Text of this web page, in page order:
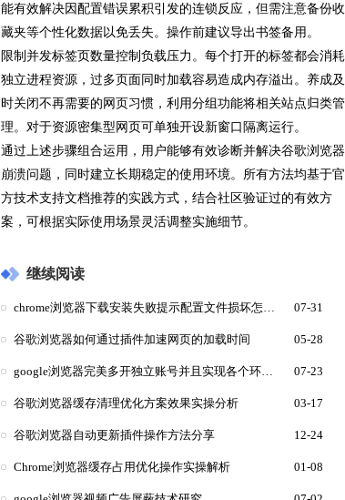
能有效解决因配置错误累积引发的连锁反应，但需注意备份收
藏夹等个性化数据以免丢失。操作前建议导出书签备用。
限制并发标签页数量控制负载压力。每个打开的标签都会消耗
独立进程资源，过多页面同时加载容易造成内存溢出。养成及
时关闭不再需要的网页习惯，利用分组功能将相关站点归类管
理。对于资源密集型网页可单独开设新窗口隔离运行。
通过上述步骤组合运用，用户能够有效诊断并解决谷歌浏览器
崩溃问题，同时建立长期稳定的使用环境。所有方法均基于官
方技术支持文档推荐的实践方式，结合社区验证过的有效方
案，可根据实际使用场景灵活调整实施细节。
继续阅读
chrome浏览器下载安装失败提示配置文件损坏怎么办 07-31
谷歌浏览器如何通过插件加速网页的加载时间 05-28
google浏览器完美多开独立账号并且实现各个环境完全隔离 07-23
谷歌浏览器缓存清理优化方案效果实操分析 03-17
谷歌浏览器自动更新插件操作方法分享 12-24
Chrome浏览器缓存占用优化操作实操解析 01-08